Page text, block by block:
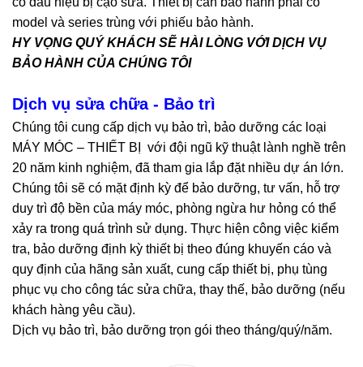
model và series trùng với phiếu bảo hành.
HY VỌNG QUÝ KHÁCH SẼ HÀI LÒNG VỚI DỊCH VỤ
BẢO HÀNH CỦA CHÚNG TÔI
Dịch vụ sửa chữa - Bảo trì
Chúng tôi cung cấp dịch vụ bảo trì, bảo dưỡng các loại
MÁY MÓC – THIẾT BỊ với đội ngũ kỹ thuật lành nghề trên
20 năm kinh nghiệm, đã tham gia lắp đặt nhiều dự án lớn.
Chúng tôi sẽ có mặt định kỳ để bảo dưỡng, tư vấn, hỗ trợ
duy trì độ bền của máy móc, phòng ngừa hư hỏng có thể
xảy ra trong quá trình sử dụng. Thực hiện công việc kiểm
tra, bảo dưỡng định kỳ thiết bị theo đúng khuyến cáo và
quy định của hãng sản xuất, cung cấp thiết bị, phụ tùng
phục vụ cho công tác sửa chữa, thay thế, bảo dưỡng (nếu
khách hàng yêu cầu).
Dịch vụ bảo trì, bảo dưỡng trọn gói theo tháng/quý/năm.